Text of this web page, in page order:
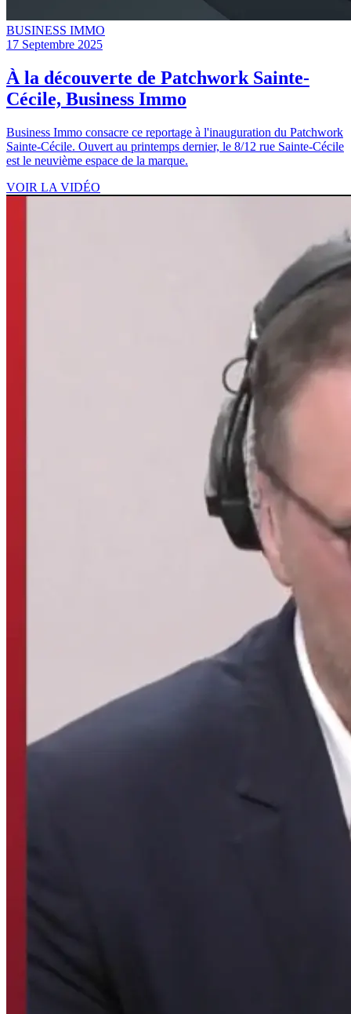
BUSINESS IMMO
17 Septembre 2025
À la découverte de Patchwork Sainte-
Cécile, Business Immo
Business Immo consacre ce reportage à l'inauguration du Patchwork
Sainte-Cécile. Ouvert au printemps dernier, le 8/12 rue Sainte-Cécile
est le neuvième espace de la marque.
VOIR LA VIDÉO